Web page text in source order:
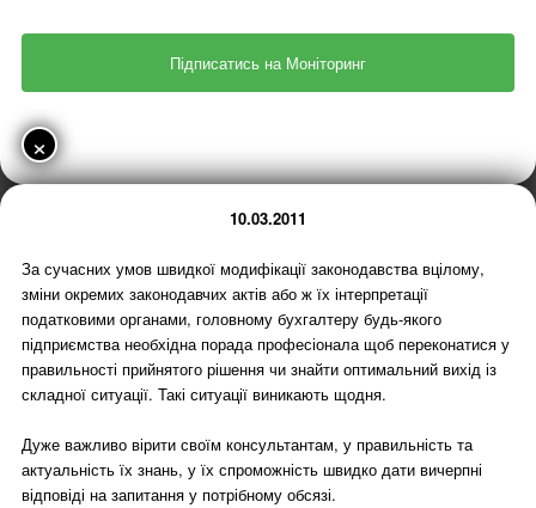
×
10.03.2011
За сучасних умов швидкої модифікації законодавства вцілому,
зміни окремих законодавчих актів або ж їх інтерпретації
податковими органами, головному бухгалтеру будь-якого
підприємства необхідна порада професіонала щоб переконатися у
правильності прийнятого рішення чи знайти оптимальний вихід із
складної ситуації. Такі ситуації виникають щодня.
Дуже важливо вірити своїм консультантам, у правильність та
актуальність їх знань, у їх спроможність швидко дати вичерпні
відповіді на запитання у потрібному обсязі.